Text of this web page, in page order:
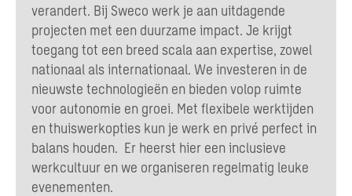
verandert. Bij Sweco werk je aan uitdagende
projecten met een duurzame impact. Je krijgt
toegang tot een breed scala aan expertise, zowel
nationaal als internationaal. We investeren in de
nieuwste technologieën en bieden volop ruimte
voor autonomie en groei. Met flexibele werktijden
en thuiswerkopties kun je werk en privé perfect in
balans houden. Er heerst hier een inclusieve
werkcultuur en we organiseren regelmatig leuke
evenementen.